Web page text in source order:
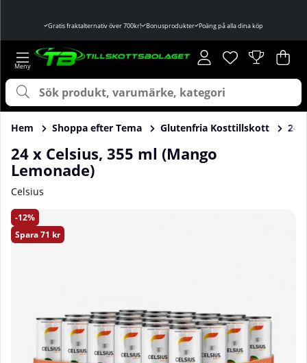
Gratis fraktalternativ över 700kr! Bonusprodukter Poäng på alla dina köp
Önskelista
Antal i
. .
Hem Shoppa efter Tema Glutenfria Kosttillskott 24
24 x Celsius, 355 ml (Mango
Lemonade)
Celsius
12
Spara71 kr
Produktbilder 24 x Celsius, 355 ml (Mango Lemonade)